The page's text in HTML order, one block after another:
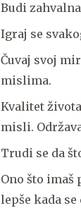
Budi
Igraj se
Čuvaj svoj
mislima.
Kvalitet
misli.
Trudi se da
Ono što imaš
lepše kada se